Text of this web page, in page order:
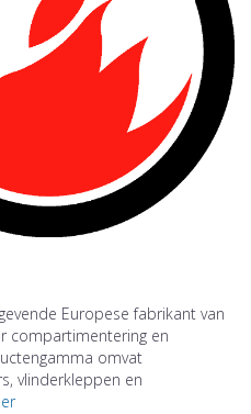
Europese fabrikant van
compartimentering en
omvat
vlinderkleppen en